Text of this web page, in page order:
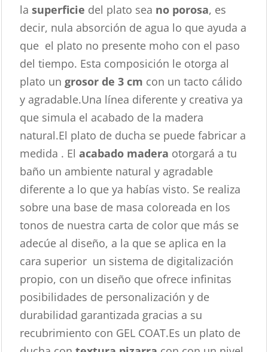
lasuperficie del plato sea no porosa, es
decir, nula absorción de agua lo que ayuda a
que el plato no presente moho con el paso
del tiempo. Esta composición le otorga al
plato un grosor de 3 cm con un tacto cálido
y agradable.Una línea diferente y creativa ya
que simula el acabado de la madera
natural.El plato de ducha se puede fabricar a
medida . Elacabado madera otorgará a tu
baño un ambiente natural y agradable
diferente a lo que ya habías visto. Se realiza
sobre una base de masa coloreada en los
tonos de nuestra carta de color que más se
adecúe al diseño, a la que se aplica en la
cara superior un sistema de digitalización
propio, con un diseño que ofrece infinitas
posibilidades de personalización y de
durabilidad garantizada gracias a su
recubrimiento con GEL COAT.Es un plato de